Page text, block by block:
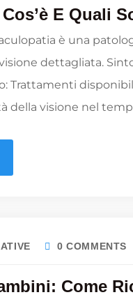
E Quali
è una
dettagliata.
Trattamenti
della visione nel
0 COMMENTS
Come